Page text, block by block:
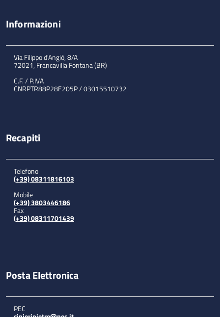
Informazioni
Via Filippo d'Angiò, 8/A
72021, Francavilla Fontana (BR)
C.F. / P.IVA
CNRPTR88P28E205P / 03015510732
Recapiti
Telefono
(+39) 08311816103
Mobile
(+39) 3803446186
Fax
(+39) 08311701439
Posta Elettronica
PEC